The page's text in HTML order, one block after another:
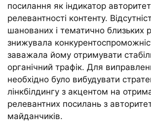
посилання як індикатор
релевантності контенту.
шанованих і тематично близьких
знижувала
заважала йому отримувати
органічний трафік. Для
необхідно було вибудувати
лінкбілдингу з акцентом на
релевантних посилань з
майданчиків.